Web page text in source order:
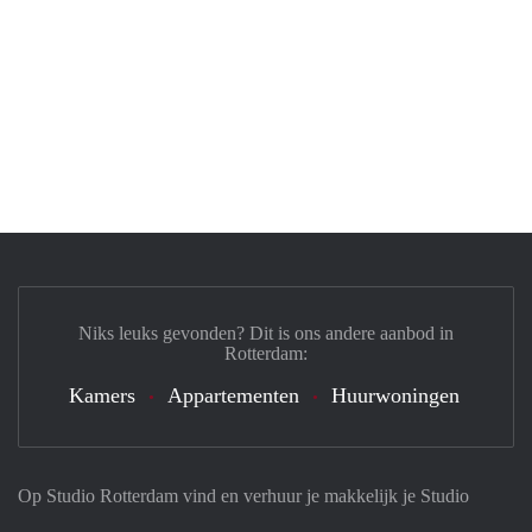
Op Studio Rotterdam vind en verhuur je makkelijk je Studio
Niks leuks gevonden? Dit is ons andere aanbod in
Rotterdam:
Kamers Appartementen Huurwoningen